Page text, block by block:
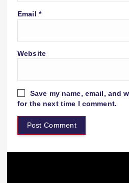
Email *
Website
Save my name, email, and
for the next time I comment.